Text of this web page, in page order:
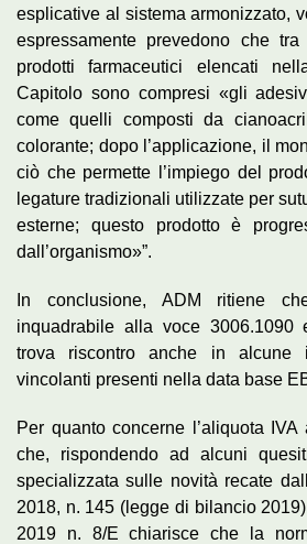
esplicative al sistema armonizzato,
espressamente prevedono che
prodotti farmaceutici elencati
Capitolo sono compresi «gli
come quelli composti da
colorante; dopo l’applicazione, il
ciò che permette l’impiego del
legature tradizionali utilizzate per
esterne; questo prodotto è
dall’organismo»”.
In conclusione, ADM ritiene
inquadrabile alla voce 3006.1090
trova riscontro anche in alcune
vincolanti presenti nella data base
Per quanto concerne l’aliquota
che, rispondendo ad alcuni
specializzata sulle novità recate
2018, n. 145 (legge di bilancio
2019 n. 8/E chiarisce che la